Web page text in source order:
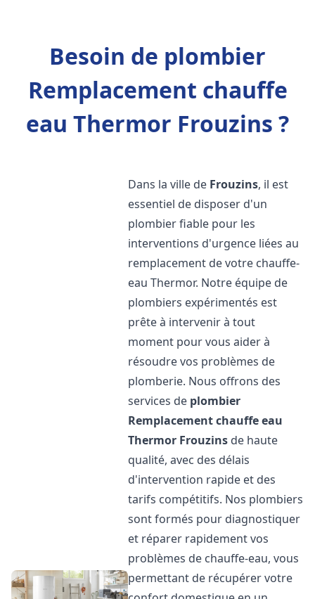
Besoin de plombier
Remplacement chauffe
eau Thermor Frouzins ?
Dans la ville de Frouzins, il est
essentiel de disposer d'un
plombier fiable pour les
interventions d'urgence liées au
remplacement de votre chauffe-
eau Thermor. Notre équipe de
plombiers expérimentés est
prête à intervenir à tout
moment pour vous aider à
résoudre vos problèmes de
plomberie. Nous offrons des
services de plombier
Remplacement chauffe eau
Thermor Frouzins de haute
qualité, avec des délais
d'intervention rapide et des
tarifs compétitifs. Nos plombiers
sont formés pour diagnostiquer
et réparer rapidement vos
problèmes de chauffe-eau, vous
permettant de récupérer votre